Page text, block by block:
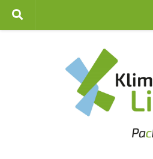
Zum Inhalt springen